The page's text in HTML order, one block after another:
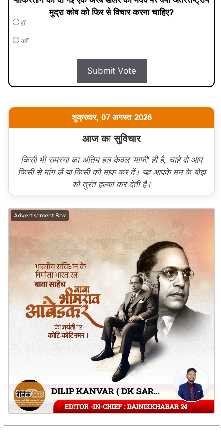
मुद्रा कोष को फिर से विचार करना चाहिए?
हाँ
नहीं
Submit Vote
शुक्रवार, 07 अगस्त 2026
आज का सुविचार
किसी भी समस्या का अंतिम हल केवल 'माफी' ही है, चाहे वो आप
किसी से मांग लें या किसी को माफ कर दें। यह आपके मन के बोझ
को तुरंत हल्का कर देती है।
Advertisement Box